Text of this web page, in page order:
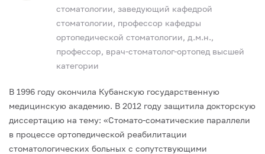
стоматологии, заведующий кафедрой
стоматологии, профессор кафедры
ортопедической стоматологии, д.м.н.,
профессор, врач-стоматолог-ортопед высшей
категории
В 1996 году окончила Кубанскую государственную
медицинскую академию. В 2012 году защитила докторскую
диссертацию на тему: «Стомато-соматические параллели
в процессе ортопедической реабилитации
стоматологических больных с сопутствующими